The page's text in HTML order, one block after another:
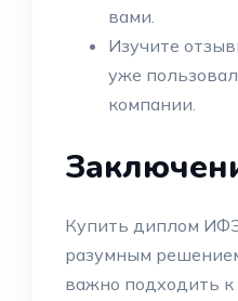
вами.
Изучите
уже
компании.
Купить диплом
разумным
важно подходить к